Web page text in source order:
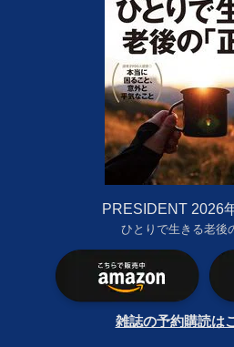
PRESIDENT 2026
ひとりで生きる老後
雑誌の予約購読は